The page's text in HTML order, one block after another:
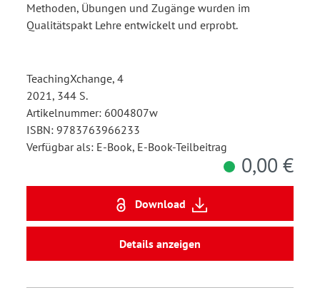
Methoden, Übungen und Zugänge wurden im
Qualitätspakt Lehre entwickelt und erprobt.
TeachingXchange, 4
2021, 344 S.
Artikelnummer: 6004807w
ISBN: 9783763966233
Verfügbar als: E-Book, E-Book-Teilbeitrag
0,00 €
Download
Details anzeigen